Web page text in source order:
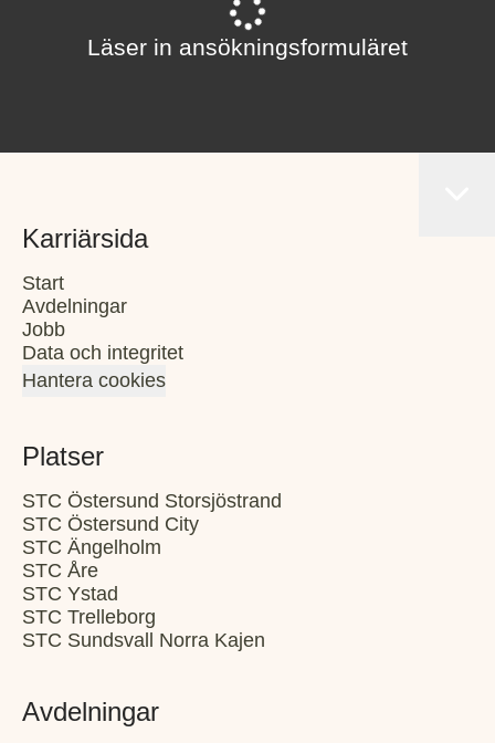
Läser in ansökningsformuläret
Karriärsida
Start
Avdelningar
Jobb
Data och integritet
Hantera cookies
Platser
STC Östersund Storsjöstrand
STC Östersund City
STC Ängelholm
STC Åre
STC Ystad
STC Trelleborg
STC Sundsvall Norra Kajen
Avdelningar